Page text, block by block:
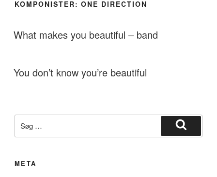
KOMPONISTER:ONE DIRECTION
What makes you beautiful – band
You don’t know you’re beautiful
efter:
Søg
META